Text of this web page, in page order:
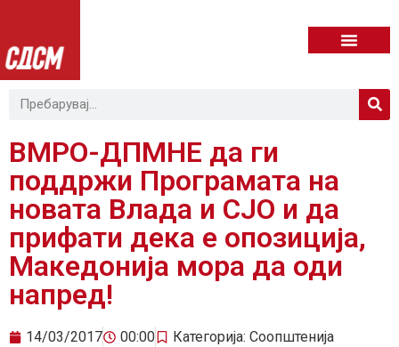
ВМРО-ДПМНЕ да ги
поддржи Програмата на
новата Влада и СЈО и да
прифати дека е опозиција,
Македонија мора да оди
напред!
14/03/2017 00:00 Категорија: Соопштенија